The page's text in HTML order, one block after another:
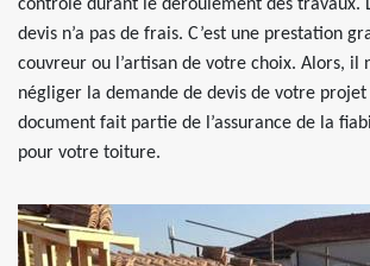
contrôle durant le déroulement des travaux.
devis n’a pas de frais. C’est une prestation
couvreur ou l’artisan de votre choix. Alors, il
négliger la demande de devis de votre
document fait partie de l’assurance de la
pour votre toiture.